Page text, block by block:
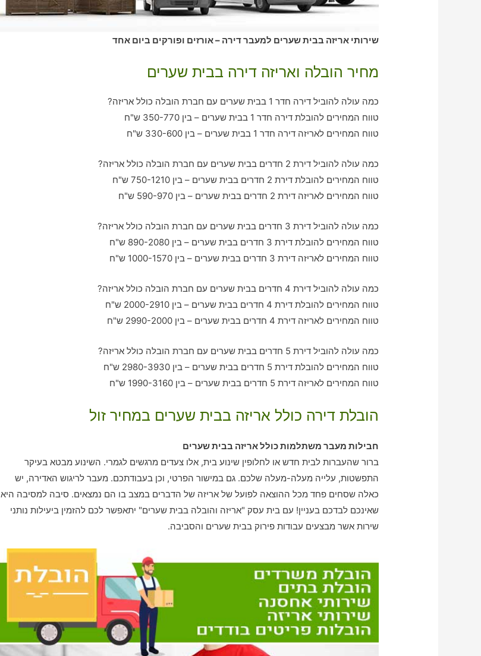
שירותי אריזה בבית שערים למעבר דירה – אורזים ופורקים ביום אחד
מחיר הובלה ואריזה דירה בבית שערים
כמה עולה להוביל דירה חדר 1 בבית שערים עם חברת הובלה כולל אריזה?
טווח המחירים להובלת דירה חדר 1 בבית שערים – בין 350-770 ש"ח
טווח המחירים לאריזה דירה חדר 1 בבית שערים – בין 330-600 ש"ח
כמה עולה להוביל דירת 2 חדרים בבית שערים עם חברת הובלה כולל אריזה?
טווח המחירים להובלת דירת 2 חדרים בבית שערים – בין 750-1210 ש"ח
טווח המחירים לאריזה דירת 2 חדרים בבית שערים – בין 590-970 ש"ח
כמה עולה להוביל דירת 3 חדרים בבית שערים עם חברת הובלה כולל אריזה?
טווח המחירים להובלת דירת 3 חדרים בבית שערים – בין 890-2080 ש"ח
טווח המחירים לאריזה דירת 3 חדרים בבית שערים – בין 1000-1570 ש"ח
כמה עולה להוביל דירת 4 חדרים בבית שערים עם חברת הובלה כולל אריזה?
טווח המחירים להובלת דירת 4 חדרים בבית שערים – בין 2000-2910 ש"ח
טווח המחירים לאריזה דירת 4 חדרים בבית שערים – בין 2990-2000 ש"ח
כמה עולה להוביל דירת 5 חדרים בבית שערים עם חברת הובלה כולל אריזה?
טווח המחירים להובלת דירת 5 חדרים בבית שערים – בין 2980-3930 ש"ח
טווח המחירים לאריזה דירת 5 חדרים בבית שערים – בין 1990-3160 ש"ח
הובלת דירה כולל אריזה בבית שערים במחיר זול
חבילות מעבר משתלמות כולל אריזה בבית שערים
ברור שהעברות לבית חדש או לחלופין שינוע בית, אלו צעדים מרגשים לגמרי. השינוע מבטא בעיקר
התפשטות, עלייה מעלה-מעלה שלכם. גם במישור הפרטי, וכן בעבודתכם. מעבר לריגוש האדירה, יש
כאלה שסחים פחד מכל ההוצאה לפועל של אריזה של הדברים במצב בו הם נמצאים. סיבה למסיבה היא
שאינכם לבדכם בעניין! עם בית עסק "אריזה והובלה בבית שערים" יתאפשר לכם להזמין ביעילות נותני
שירות אשר מבצעים עבודות פירוק בבית שערים והסביבה.